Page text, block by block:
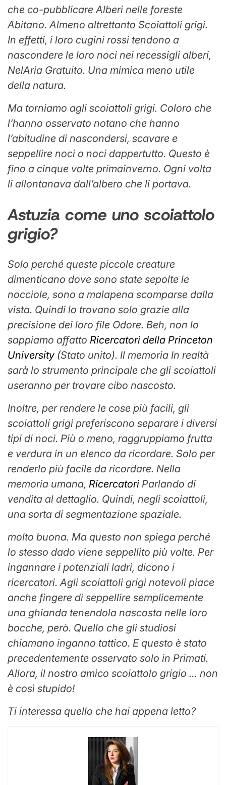
che co-pubblicareAlberi nelle foreste
Abitano. Almeno altrettanto Scoiattoli grigi.
In effetti, i loro cugini rossi tendono a
nascondere le loro noci nei recessigli alberi,
NelAria Gratuito. Una mimica meno utile
della natura.
Ma torniamo agli scoiattoli grigi. Coloro che
l’hanno osservato notano che hanno
l’abitudine di nascondersi, scavare e
seppellire noci o noci dappertutto. Questo è
fino a cinque volte primainverno. Ogni volta
li allontanava dall’albero che li portava.
Astuzia come uno scoiattolo
grigio?
Solo perché queste piccole creature
dimenticano dove sono state sepolte le
nocciole, sono a malapena scomparse dalla
vista. Quindi lo trovano solo grazie alla
precisione dei loro file Odore. Beh, non lo
sappiamo affatto Ricercatori della Princeton
University(Stato unito). Il memoria In realtà
sarà lo strumento principale che gli scoiattoli
useranno per trovare cibo nascosto.
Inoltre, per rendere le cose più facili, gli
scoiattoli grigi preferiscono separare i diversi
tipi di noci. Più o meno, raggruppiamo frutta
e verdura in un elenco da ricordare. Solo per
renderlo più facile da ricordare. Nella
memoria umana, Ricercatori Parlando di
vendita al dettaglio. Quindi, negli scoiattoli,
una sorta di segmentazione spaziale.
molto buona. Ma questo non spiega perché
lo stesso dado viene seppellito più volte. Per
ingannare i potenziali ladri, dicono i
ricercatori. Agli scoiattoli grigi notevoli piace
anche fingere di seppellire semplicemente
una ghianda tenendola nascosta nelle loro
bocche, però. Quello che gli studiosi
chiamano inganno tattico. E questo è stato
precedentemente osservato solo in Primati.
Allora, il nostro amico scoiattolo grigio … non
è così stupido!
Ti interessa quello che hai appena letto?